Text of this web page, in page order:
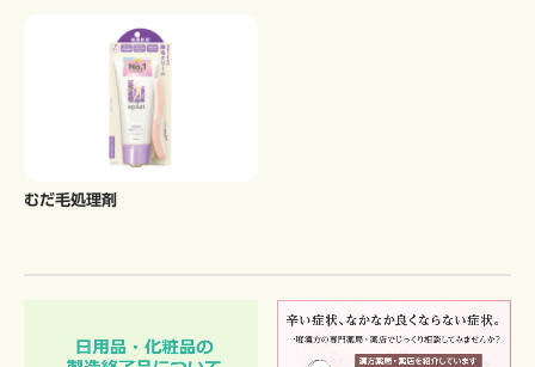
むだ毛処理剤